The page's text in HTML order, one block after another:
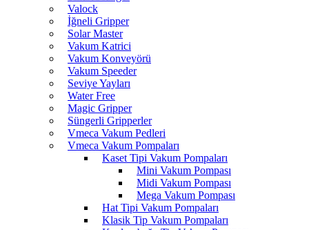
Valock
İğneli Gripper
Solar Master
Vakum Katrici
Vakum Konveyörü
Vakum Speeder
Seviye Yayları
Water Free
Magic Gripper
Süngerli Gripperler
Vmeca Vakum Pedleri
Vmeca Vakum Pompaları
Kaset Tipi Vakum Pompaları
Mini Vakum Pompası
Midi Vakum Pompası
Mega Vakum Pompası
Hat Tipi Vakum Pompaları
Klasik Tip Vakum Pompaları